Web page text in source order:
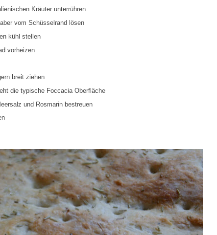
Kräuter unterrühren
vom Schüsselrand lösen
kühl stellen
vorheizen
breit ziehen
die typische Foccacia Oberfläche
und Rosmarin bestreuen